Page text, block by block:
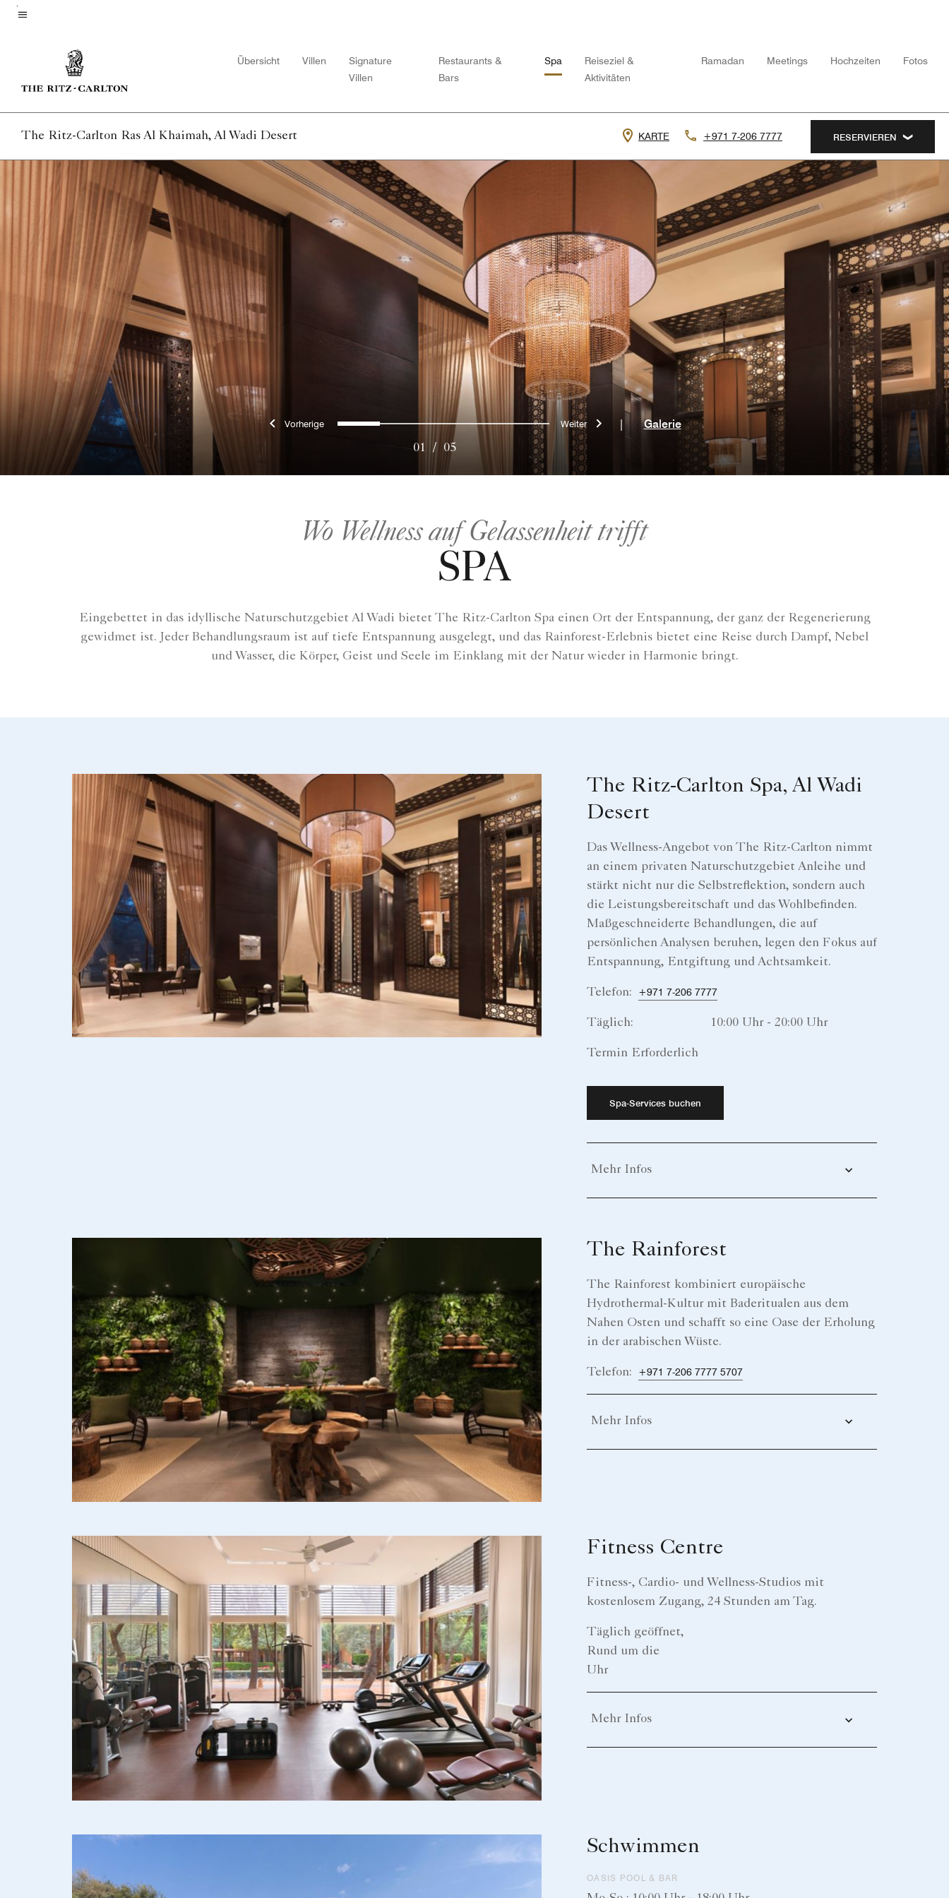
Skip
Übersicht Villen
Signature
Villen
Restaurants &
Bars
Spa
Reiseziel &
Aktivitäten
Ramadan Meetings Hochzeiten Fotos
The Ritz-Carlton Ras Al Khaimah, Al Wadi Desert KARTE +971 7-206 7777 RESERVIEREN
Vorherige
0 1 2 3 4 Weiter
01 / 05
| Galerie
Wo Wellness auf Gelassenheit trifft
SPA
Eingebettet in das idyllische Naturschutzgebiet Al Wadi bietet The Ritz-Carlton Spa einen Ort der Entspannung, der ganz der Regenerierung
gewidmet ist. Jeder Behandlungsraum ist auf tiefe Entspannung ausgelegt, und das Rainforest-Erlebnis bietet eine Reise durch Dampf, Nebel
und Wasser, die Körper, Geist und Seele im Einklang mit der Natur wieder in Harmonie bringt.
The Ritz-Carlton Spa, Al Wadi
Desert
Das Wellness-Angebot von The Ritz-Carlton nimmt
an einem privaten Naturschutzgebiet Anleihe und
stärkt nicht nur die Selbstreflektion, sondern auch
die Leistungsbereitschaft und das Wohlbefinden.
Maßgeschneiderte Behandlungen, die auf
persönlichen Analysen beruhen, legen den Fokus auf
Entspannung, Entgiftung und Achtsamkeit.
Telefon: +971 7-206 7777
Täglich: 10:00 Uhr - 20:00 Uhr
Termin Erforderlich
Spa-Services buchen
Mehr Infos
The Rainforest
The Rainforest kombiniert europäische
Hydrothermal-Kultur mit Baderitualen aus dem
Nahen Osten und schafft so eine Oase der Erholung
in der arabischen Wüste.
Telefon: +971 7-206 7777 5707
Mehr Infos
Fitness Centre
Fitness-, Cardio- und Wellness-Studios mit
kostenlosem Zugang, 24 Stunden am Tag.
Täglich geöffnet,
Rund um die
Uhr
Mehr Infos
Schwimmen
OASIS POOL & BAR